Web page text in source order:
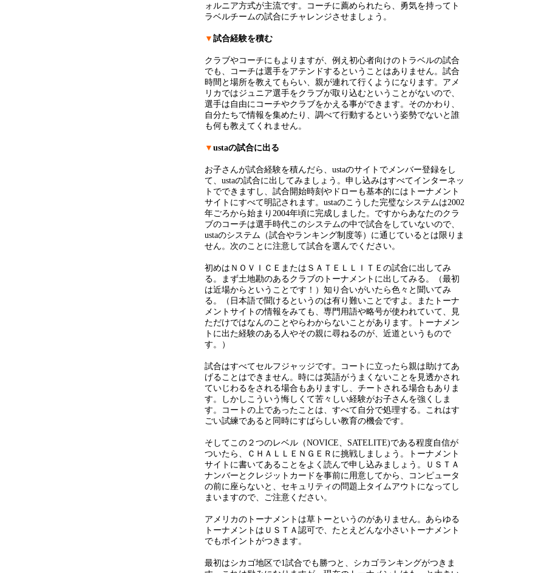
ォルニア方式が主流です。コーチに薦められたら、勇気を持ってト
ラベルチームの試合にチャレンジさせましょう。
▼ 試合経験を積む
クラブやコーチにもよりますが、例え初心者向けのトラベルの試合
でも、コーチは選手をアテンドするということはありません。試合
時間と場所を教えてもらい、親が連れて行くようになります。アメ
リカではジュニア選手をクラブが取り込むということがないので、
選手は自由にコーチやクラブをかえる事ができます。そのかわり、
自分たちで情報を集めたり、調べて行動するという姿勢でないと誰
も何も教えてくれません。
▼ ustaの試合に出る
お子さんが試合経験を積んだら、ustaのサイトでメンバー登録をし
て、ustaの試合に出してみましょう。申し込みはすべてインターネッ
トでできますし、試合開始時刻やドローも基本的にはトーナメント
サイトにすべて明記されます。ustaのこうした完璧なシステムは2002
年ごろから始まり2004年頃に完成しました。ですからあなたのクラ
ブのコーチは選手時代このシステムの中で試合をしていないので、
ustaのシステム（試合やランキング制度等）に通じているとは限りま
せん。次のことに注意して試合を選んでください。
初めはＮＯＶＩＣＥまたはＳＡＴＥＬＬＩＴＥの試合に出してみ
る。まず土地勘のあるクラブのトーナメントに出してみる。（最初
は近場からということです！）知り合いがいたら色々と聞いてみ
る。（日本語で聞けるというのは有り難いことですよ。またトーナ
メントサイトの情報をみても、専門用語や略号が使われていて、見
ただけではなんのことやらわからないことがあります。トーナメン
トに出た経験のある人やその親に尋ねるのが、近道というもので
す。）
試合はすべてセルフジャッジです。コートに立ったら親は助けてあ
げることはできません。時には英語がうまくないことを見透かされ
ていじわるをされる場合もありますし、チートされる場合もありま
す。しかしこういう悔しくて苦々しい経験がお子さんを強くしま
す。コートの上であったことは、すべて自分で処理する。これはす
ごい試練であると同時にすばらしい教育の機会です。
そしてこの２つのレベル（NOVICE、SATELITE)である程度自信が
ついたら、ＣＨＡＬＬＥＮＧＥＲに挑戦しましょう。トーナメント
サイトに書いてあることをよく読んで申し込みましょう。ＵＳＴＡ
ナンバーとクレジットカードを事前に用意してから、コンピュータ
の前に座らないと、セキュリティの問題上タイムアウトになってし
まいますので、ご注意ください。
アメリカのトーナメントは草トーというのがありません。あらゆる
トーナメントはＵＳＴＡ認可で、たとえどんな小さいトーナメント
でもポイントがつきます。
最初はシカゴ地区で1試合でも勝つと、シカゴランキングがつきま